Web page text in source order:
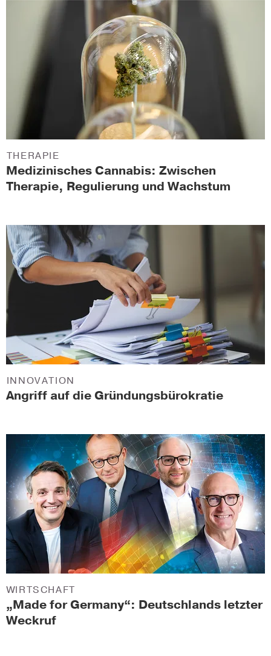
Medizinisches Cannabis: Zwischen
Therapie, Regulierung und Wachstum
THERAPIE
Angriff auf die Gründungsbürokratie
INNOVATION
„Made for Germany“: Deutschlands letzter
Weckruf
WIRTSCHAFT